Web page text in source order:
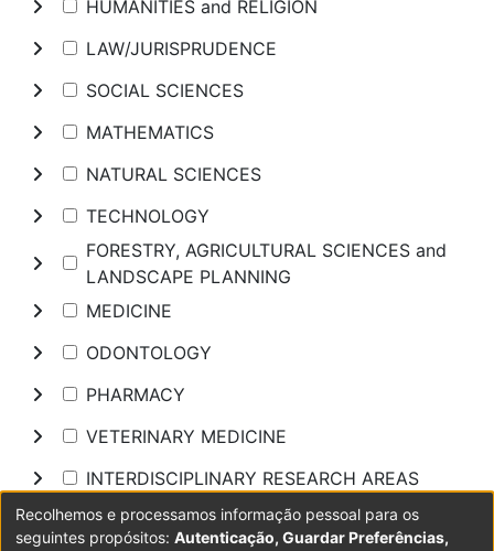
HUMANITIES and RELIGION
LAW/JURISPRUDENCE
SOCIAL SCIENCES
MATHEMATICS
NATURAL SCIENCES
TECHNOLOGY
FORESTRY, AGRICULTURAL SCIENCES and
LANDSCAPE PLANNING
MEDICINE
ODONTOLOGY
PHARMACY
VETERINARY MEDICINE
INTERDISCIPLINARY RESEARCH AREAS
Pesquisar
Recolhemos e processamos informação pessoal para os
seguintes propósitos: Autenticação, Guardar Preferências,